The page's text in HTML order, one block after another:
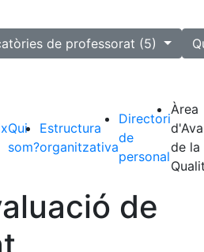
de professorat (5)
Qui
som?
Estructura
organitzativa
Directori
de
personal
Àrea
de la
de